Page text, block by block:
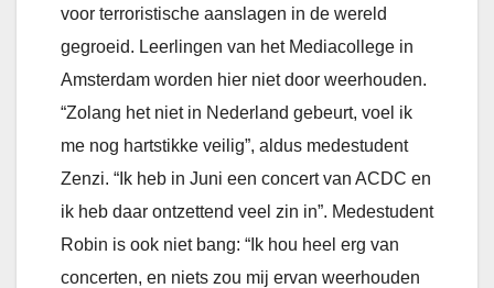
voor terroristische aanslagen in de wereld
gegroeid. Leerlingen van het Mediacollege in
Amsterdam worden hier niet door weerhouden.
“Zolang het niet in Nederland gebeurt, voel ik
me nog hartstikke veilig”, aldus medestudent
Zenzi. “Ik heb in Juni een concert van ACDC en
ik heb daar ontzettend veel zin in”. Medestudent
Robin is ook niet bang: “Ik hou heel erg van
concerten, en niets zou mij ervan weerhouden